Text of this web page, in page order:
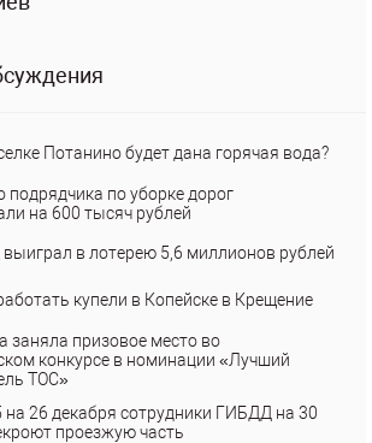
Потанино будет дана горячая вода?
подрядчика по уборке дорог
на 600 тысяч рублей
выиграл в лотерею 5,6 миллионов рублей
купели в Копейске в Крещение
заняла призовое место во
конкурсе в номинации «Лучший
ТОС»
на 26 декабря сотрудники ГИБДД на 30
проезжую часть